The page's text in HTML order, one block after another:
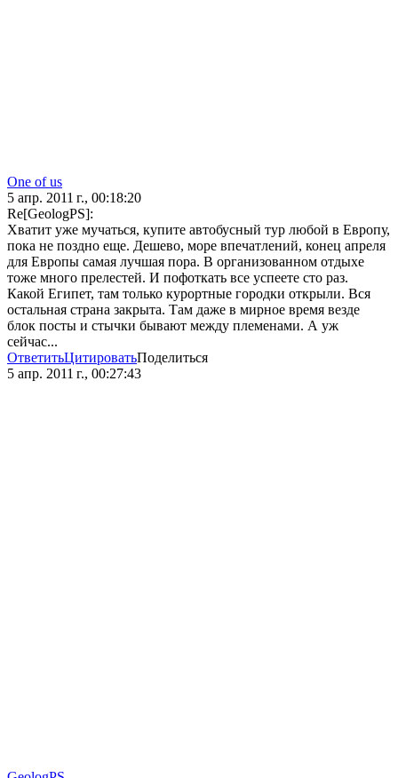
One of us
5 апр. 2011 г., 00:18:20
Re[GeologPS]:
Хватит уже мучаться, купите автобусный тур любой в Европу,
пока не поздно еще. Дешево, море впечатлений, конец апреля
для Европы самая лучшая пора. В организованном отдыхе
тоже много прелестей. И пофоткать все успеете сто раз.
Какой Египет, там только курортные городки открыли. Вся
остальная страна закрыта. Там даже в мирное время везде
блок посты и стычки бывают между племенами. А уж
сейчас...
ОтветитьЦитироватьПоделиться
5 апр. 2011 г., 00:27:43